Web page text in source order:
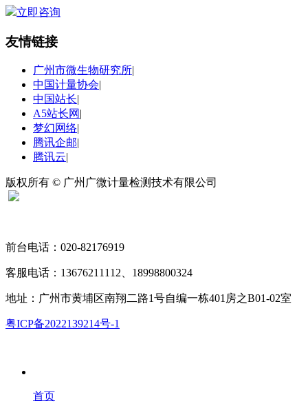
立即咨询
友情链接
广州市微生物研究所|
中国计量协会|
中国站长|
A5站长网 |
梦幻网络|
腾讯企邮|
腾讯云|
版权所有 © 广州广微计量检测技术有限公司
前台电话：020-82176919
客服电话：13676211112、18998800324
地址：广州市黄埔区南翔二路1号自编一栋401房之B01-02室
粤ICP备2022139214号-1
首页